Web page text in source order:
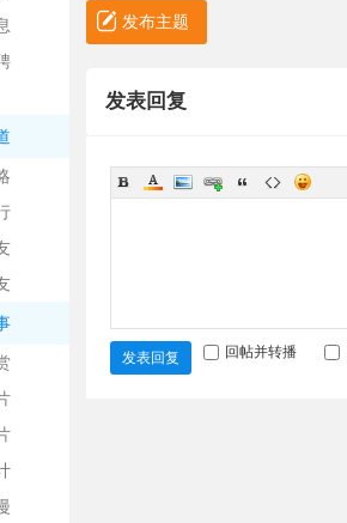
发布主题
发表回复
发表回复 回帖并转播